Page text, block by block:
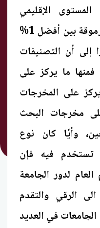
الإقليمي
والدولي لتؤكد مكانتها المرموقة بين أفضل 1%
إلى أن التصنيفات
فمنها ما يركز على
على المخرجات
مخرجات البحث
وأيًا كان نوع
تستخدم فيه فإن
لدور الجامعة
الرقي والتقدم
في العديد